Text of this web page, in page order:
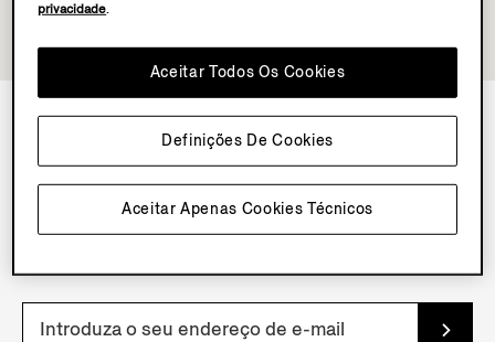
NEWSLETTER
Registe-se para receber a nossa newsletter para obter
conteúdo, ofertas e serviços exclusivos e ser o primeiro
privacidade.
Aceitar Apenas Cookies Técnicos
Aceitar Todos Os Cookies
Definições De Cookies